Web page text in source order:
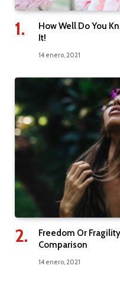
How Well Do You
It!
14 enero, 2021
Freedom Or
Comparison
14 enero, 2021